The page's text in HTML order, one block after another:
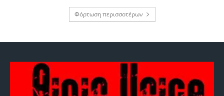
Φόρτωση περισσοτέρων